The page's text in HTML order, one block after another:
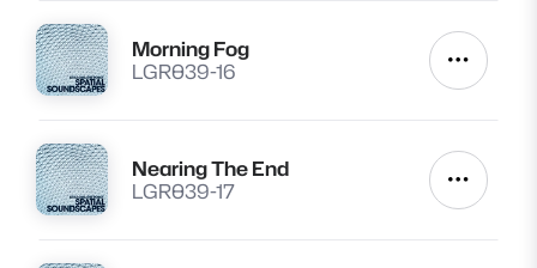
Lire
Morning Fog
LGR039-16
Autres
Lire
Nearing The End
LGR039-17
Autres